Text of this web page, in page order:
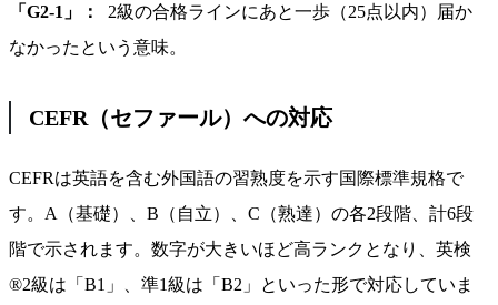
「G2-1」： 2級の合格ラインにあと一歩（25点以内）届か
なかったという意味。
CEFR（セファール）への対応
CEFRは英語を含む外国語の習熟度を示す国際標準規格で
す。A（基礎）、B（自立）、C（熟達）の各2段階、計6段
階で示されます。数字が大きいほど高ランクとなり、英検
®2級は「B1」、準1級は「B2」といった形で対応していま